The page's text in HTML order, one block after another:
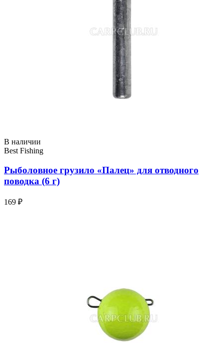
В наличии
Best Fishing
Рыболовное грузило «Палец» для отводного
поводка (6 г)
169 ₽